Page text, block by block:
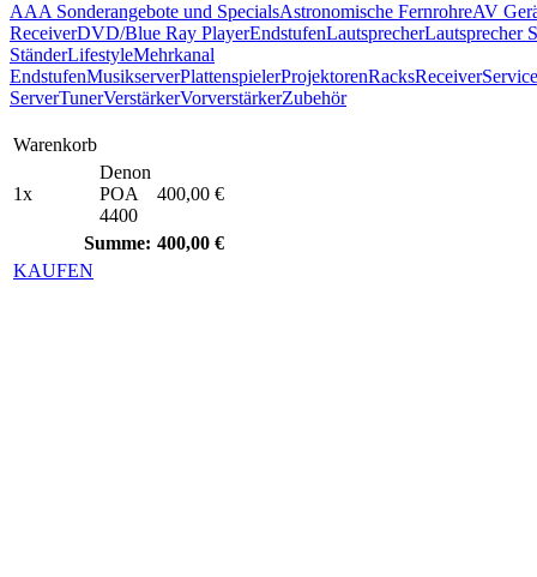
AAA Sonderangebote und SpecialsAstronomische FernrohreAV
ReceiverDVD/Blue Ray PlayerEndstufenLautsprecherLautsprecher
StänderLifestyleMehrkanal
EndstufenMusikserverPlattenspielerProjektorenRacksReceiverService
ServerTunerVerstärkerVorverstärkerZubehör
Warenkorb
1x
Denon
POA
4400
400,00 €
Summe: 400,00 €
KAUFEN